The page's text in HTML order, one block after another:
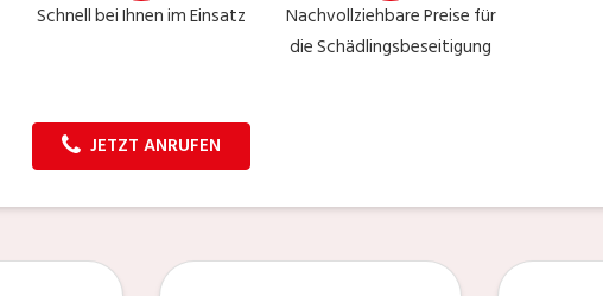
Schnell bei Ihnen im Einsatz
Nachvollziehbare Preise für
die Schädlingsbeseitigung
JETZT ANRUFEN